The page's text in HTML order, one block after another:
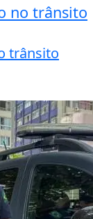
no trânsito
trânsito